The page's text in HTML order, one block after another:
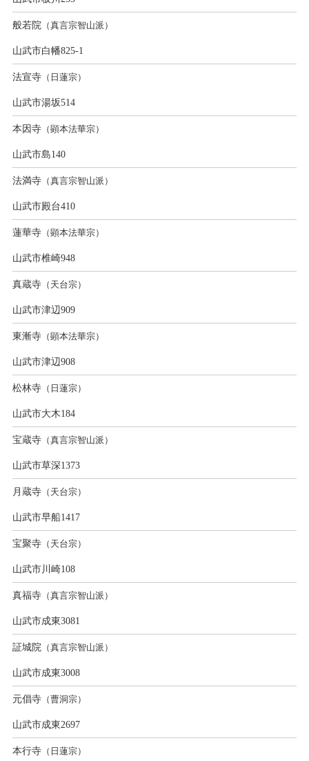
般若院（真言宗智山派）
山武市白幡825-1
法宣寺（日蓮宗）
山武市湯坂514
本因寺（顕本法華宗）
山武市島140
法満寺（真言宗智山派）
山武市殿台410
蓮華寺（顕本法華宗）
山武市椎崎948
真蔵寺（天台宗）
山武市津辺909
東漸寺（顕本法華宗）
山武市津辺908
松林寺（日蓮宗）
山武市大木184
宝蔵寺（真言宗智山派）
山武市草深1373
月蔵寺（天台宗）
山武市早船1417
宝聚寺（天台宗）
山武市川崎108
真福寺（真言宗智山派）
山武市成東3081
証城院（真言宗智山派）
山武市成東3008
元倡寺（曹洞宗）
山武市成東2697
本行寺（日蓮宗）